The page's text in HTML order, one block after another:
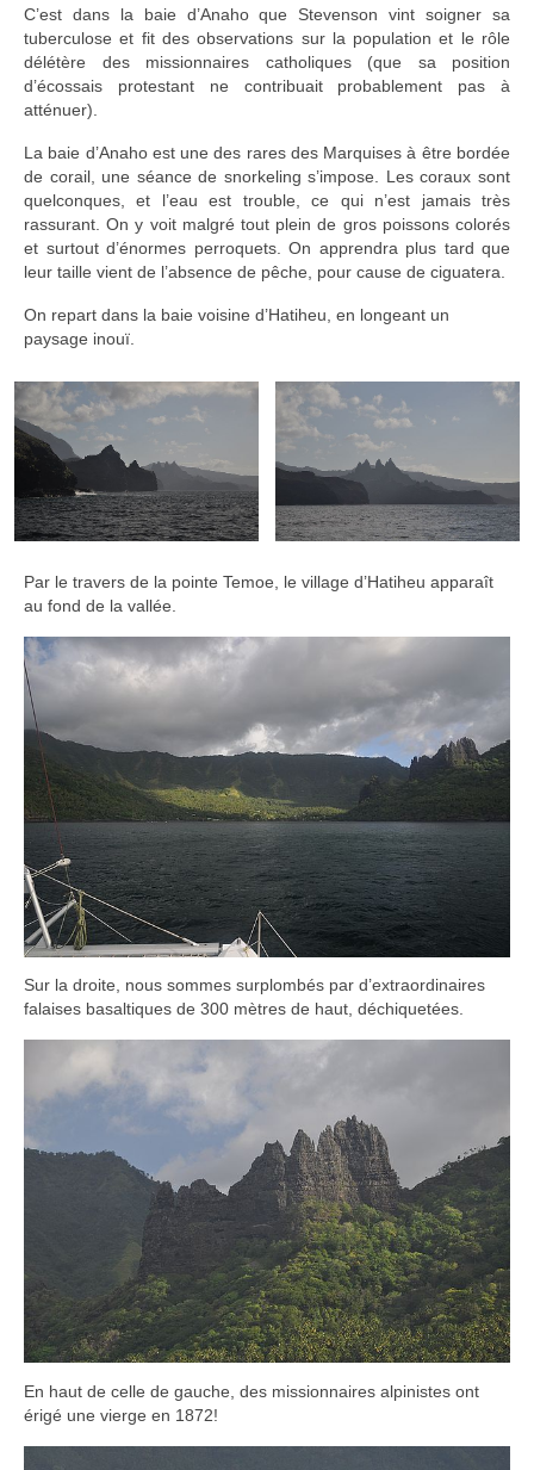
C’est dans la baie d’Anaho que Stevenson vint soigner sa
tuberculose et fit des observations sur la population et le rôle
délétère des missionnaires catholiques (que sa position
d’écossais protestant ne contribuait probablement pas à
atténuer).
La baie d’Anaho est une des rares des Marquises à être bordée
de corail, une séance de snorkeling s’impose. Les coraux sont
quelconques, et l’eau est trouble, ce qui n’est jamais très
rassurant. On y voit malgré tout plein de gros poissons colorés
et surtout d’énormes perroquets. On apprendra plus tard que
leur taille vient de l’absence de pêche, pour cause de ciguatera.
On repart dans la baie voisine d’Hatiheu, en longeant un
paysage inouï.
Par le travers de la pointe Temoe, le village d’Hatiheu apparaît
au fond de la vallée.
Sur la droite, nous sommes surplombés par d’extraordinaires
falaises basaltiques de 300 mètres de haut, déchiquetées.
En haut de celle de gauche, des missionnaires alpinistes ont
érigé une vierge en 1872!